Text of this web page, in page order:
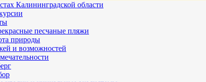
Калининградской области
песчаные пляжи
природы
и возможностей